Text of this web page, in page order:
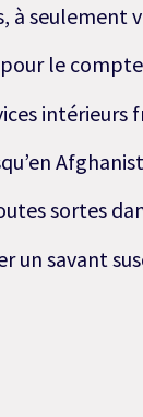
à seulement
le
intérieurs
sortes
un savant